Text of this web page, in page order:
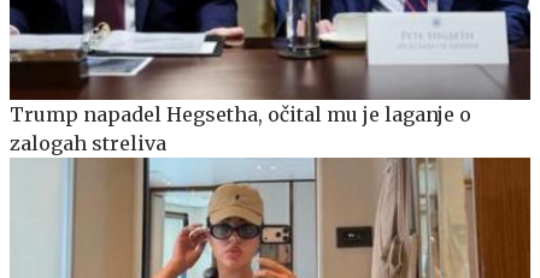
Trump napadel Hegsetha, očital mu je laganje o
zalogah streliva